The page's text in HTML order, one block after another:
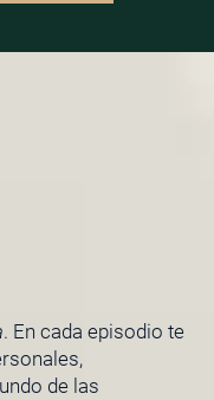
. En cada episodio te
de las